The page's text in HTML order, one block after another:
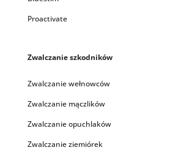
Proactivate
Zwalczanie szkodników
Zwalczanie wełnowców
Zwalczanie mączlików
Zwalczanie opuchlaków
Zwalczanie ziemiórek